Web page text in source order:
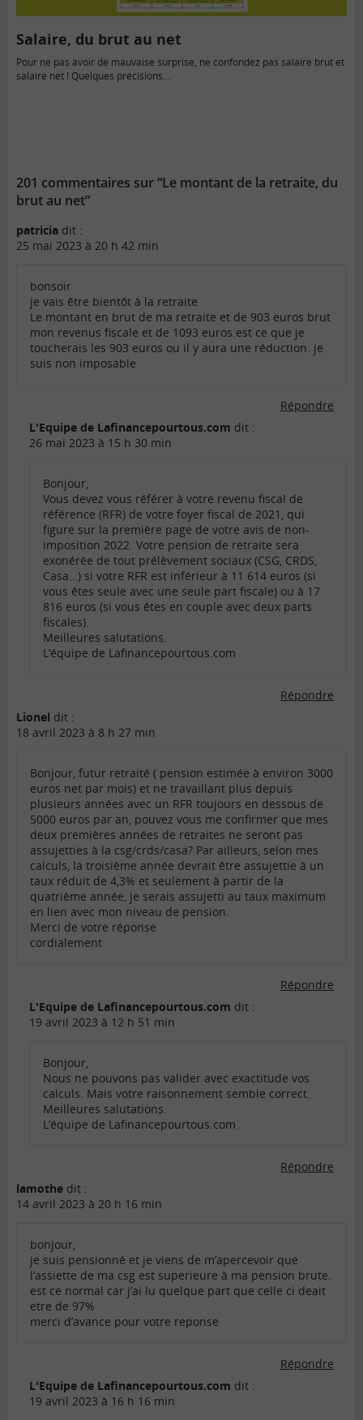
Salaire, du brut au net
Pour ne pas avoir de mauvaise surprise, ne confondez pas salaire brut et
salaire net ! Quelques précisions…
201 commentaires sur “Le montant de la retraite, du
brut au net”
patricia dit :
25 mai 2023 à 20 h 42 min
bonsoir
je vais être bientôt à la retraite
Le montant en brut de ma retraite et de 903 euros brut
mon revenus fiscale et de 1093 euros.est ce que je
toucherais les 903 euros ou il y aura une réduction. je
suis non imposable
Répondre
L'Equipe de Lafinancepourtous.com dit :
26 mai 2023 à 15 h 30 min
Bonjour,
Vous devez vous référer à votre revenu fiscal de
référence (RFR) de votre foyer fiscal de 2021, qui
figure sur la première page de votre avis de non-
imposition 2022. Votre pension de retraite sera
exonérée de tout prélèvement sociaux (CSG, CRDS,
Casa…) si votre RFR est inférieur à 11 614 euros (si
vous êtes seule avec une seule part fiscale) ou à 17
816 euros (si vous êtes en couple avec deux parts
fiscales).
Meilleures salutations.
L’équipe de Lafinancepourtous.com
Répondre
Lionel dit :
18 avril 2023 à 8 h 27 min
Bonjour, futur retraité ( pension estimée à environ 3000
euros net par mois) et ne travaillant plus depuis
plusieurs années avec un RFR toujours en dessous de
5000 euros par an, pouvez vous me confirmer que mes
deux premières années de retraites ne seront pas
assujetties à la csg/crds/casa? Par ailleurs, selon mes
calculs, la troisième année devrait être assujettie à un
taux réduit de 4,3% et seulement à partir de la
quatrième année, je serais assujetti au taux maximum
en lien avec mon niveau de pension.
Merci de votre réponse
cordialement
Répondre
L'Equipe de Lafinancepourtous.com dit :
19 avril 2023 à 12 h 51 min
Bonjour,
Nous ne pouvons pas valider avec exactitude vos
calculs. Mais votre raisonnement semble correct.
Meilleures salutations.
L’équipe de Lafinancepourtous.com
Répondre
lamothe dit :
14 avril 2023 à 20 h 16 min
bonjour,
je suis pensionné et je viens de m’apercevoir que
l’assiette de ma csg est superieure à ma pension brute.
est ce normal car j’ai lu quelque part que celle ci deait
etre de 97%
merci d’avance pour votre reponse
Répondre
L'Equipe de Lafinancepourtous.com dit :
19 avril 2023 à 16 h 16 min